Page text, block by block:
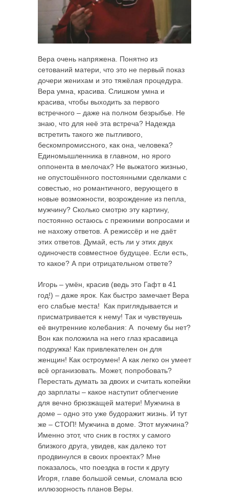
Вера очень напряжена. Понятно из
сетований матери, что это не первый показ
дочери женихам и это тяжёлая процедура.
Вера умна, красива. Слишком умна и
красива, чтобы выходить за первого
встречного – даже на полном безрыбье. Не
знаю, что для неё эта встреча? Надежда
встретить такого же пытливого,
бескомпромиссного, как она, человека?
Единомышленника в главном, но ярого
оппонента в мелочах? Не выжатого жизнью,
не опустошённого постоянными сделками с
совестью, но романтичного, верующего в
новые возможности, возрождение из пепла,
мужчину? Сколько смотрю эту картину,
постоянно остаюсь с прежними вопросами и
не нахожу ответов. А режиссёр и не даёт
этих ответов. Думай, есть ли у этих двух
одиночеств совместное будущее. Если есть,
то какое? А при отрицательном ответе?
Игорь – умён, красив (ведь это Гафт в 41
год!) – даже ярок. Как быстро замечает Вера
его слабые места! Как приглядывается и
присматривается к нему! Так и чувствуешь
её внутренние колебания: А почему бы нет?
Вон как положила на него глаз красавица
подружка! Как привлекателен он для
женщин! Как остроумен! А как легко он умеет
всё организовать. Может, попробовать?
Перестать думать за двоих и считать копейки
до зарплаты – какое наступит облегчение
для вечно брюзжащей матери! Мужчина в
доме – одно это уже будоражит жизнь. И тут
же – СТОП! Мужчина в доме. Этот мужчина?
Именно этот, что сник в гостях у самого
близкого друга, увидев, как далеко тот
продвинулся в своих проектах? Мне
показалось, что поездка в гости к другу
Игоря, главе большой семьи, сломала всю
иллюзорность планов Веры.